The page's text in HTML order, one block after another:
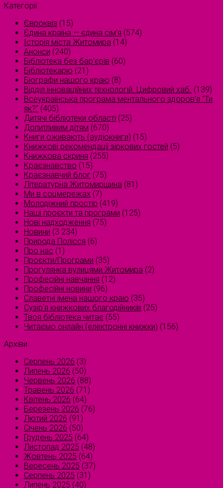
Категорії
Євроквіз (15)
Єдина країна — єдина сім’я (574)
Історія міста Житомира (14)
Анонси (240)
Бібліотека без бар'єрів (60)
Бібліотекарю (21)
Біографи нашого краю (8)
Відділ інноваційних технологій. Цифровий хаб. (139)
Всеукраїнська програма ментального здоров'я "Ти
як?" (405)
Дитячі бібліотеки області (25)
Допитливим дітям (670)
Книги оживають (аудіокниги) (15)
Книжкові рекомендації зіркових гостей (5)
Книжкова скриня (255)
Краєзнавство (15)
Краєзнавчий блог (75)
Літературна Житомирщина (81)
Ми в соцмережах (7)
Молодіжний простір (419)
Наші проєкти та програми (125)
Нові надходження (75)
Новини (3 234)
Природа Полісся (6)
Про нас (1)
Проєкти/Програми (35)
Прогулянка вулицями Житомира (2)
Професійні навчання (12)
Професійні новини (96)
Славетні імена нашого краю (35)
Сузірʼя книжкових благодійників (25)
Твоя бібліотека читає (55)
Читаємо онлайн (електронні книжки) (156)
Архіви
Серпень 2026 (3)
Липень 2026 (50)
Червень 2026 (88)
Травень 2026 (71)
Квітень 2026 (64)
Березень 2026 (76)
Лютий 2026 (91)
Січень 2026 (50)
Грудень 2025 (64)
Листопад 2025 (48)
Жовтень 2025 (64)
Вересень 2025 (37)
Серпень 2025 (31)
Липень 2025 (40)